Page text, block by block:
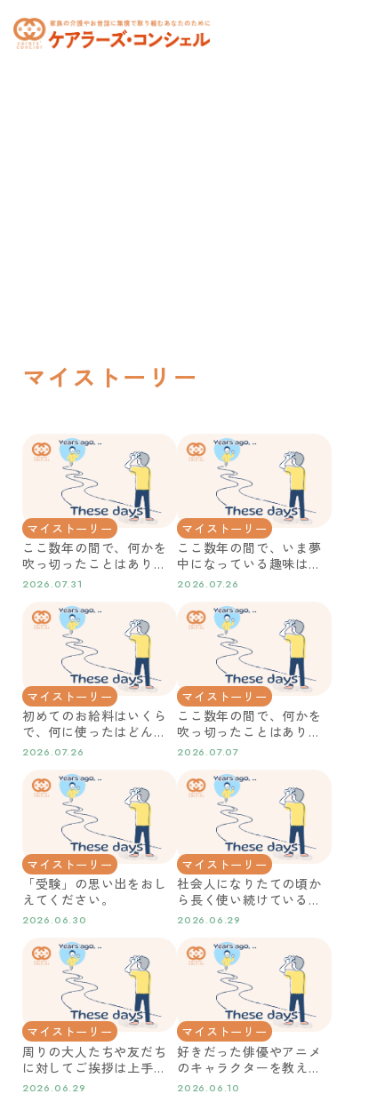
toggle
navigation
マイストーリー
マイストーリー
ここ数年の間で、何かを
吹っ切ったことはありま
すか？
2026.07.31
マイストーリー
ここ数年の間で、いま夢
中になっている趣味はど
んなことですか？
2026.07.26
マイストーリー
初めてのお給料はいくら
で、何に使ったはどんな
ことでしたか？
2026.07.26
マイストーリー
ここ数年の間で、何かを
吹っ切ったことはありま
すか？
2026.07.07
マイストーリー
「受験」の思い出をおし
えてください。
2026.06.30
マイストーリー
社会人になりたての頃か
ら長く使い続けている愛
用品はどんなことでした
2026.06.29
マイストーリー
周りの大人たちや友だち
に対してご挨拶は上手に
できる子どもでしたか？
2026.06.29
マイストーリー
好きだった俳優やアニメ
のキャラクターを教えて
ください。
2026.06.10